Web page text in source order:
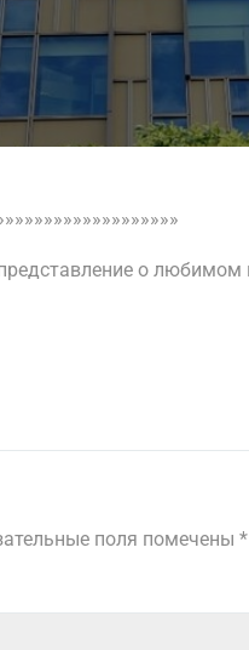
о любимом
поля помечены *